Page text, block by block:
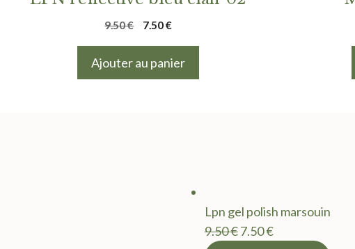
9.50€
Le
initial
7.50€Le
actuel
Ajouter au panier
Lpn gel polish marsouin
9.50€Le
7.50€Le